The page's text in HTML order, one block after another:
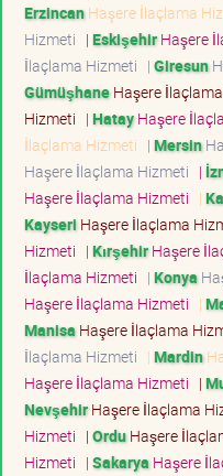
ErzincanHaşere İlaçlama
Hizmeti | EskişehirHaşere
İlaçlama Hizmeti | Giresun
GümüşhaneHaşere
Hizmeti | HatayHaşere
İlaçlama Hizmeti | Mersin
Haşere İlaçlama Hizmeti |
Haşere İlaçlama Hizmeti |
Kayseri Haşere İlaçlama
Hizmeti | KırşehirHaşere
İlaçlama Hizmeti | Konya
Haşere İlaçlama Hizmeti |
Manisa Haşere İlaçlama
İlaçlama Hizmeti | Mardin
Haşere İlaçlama Hizmeti |
NevşehirHaşere İlaçlama
Hizmeti | OrduHaşere
Hizmeti | Sakarya Haşere